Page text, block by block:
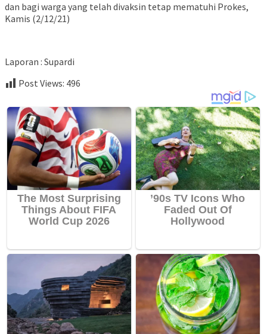
dan bagi warga yang telah divaksin tetap mematuhi Prokes,
Kamis (2/12/21)
Laporan : Supardi
Post Views: 496